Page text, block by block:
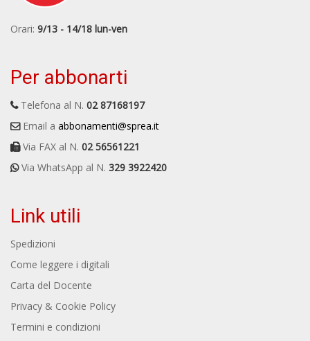
Orari: 9/13 - 14/18 lun-ven
Per abbonarti
Telefona al N. 02 87168197
Email a abbonamenti@sprea.it
Via FAX al N. 02 56561221
Via WhatsApp al N. 329 3922420
Link utili
Spedizioni
Come leggere i digitali
Carta del Docente
Privacy & Cookie Policy
Termini e condizioni